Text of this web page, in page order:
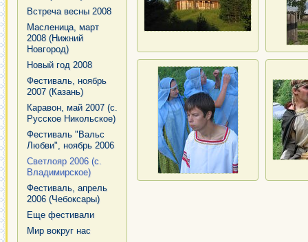
Встреча весны 2008
Масленица, март
2008 (Нижний
Новгород)
Новый год 2008
Фестиваль, ноябрь
2007 (Казань)
Каравон, май 2007 (с.
Русское Никольское)
Фестиваль "Вальс
Любви", ноябрь 2006
Светлояр 2006 (с.
Владимирское)
Фестиваль, апрель
2006 (Чебоксары)
Еще фестивали
Мир вокруг нас